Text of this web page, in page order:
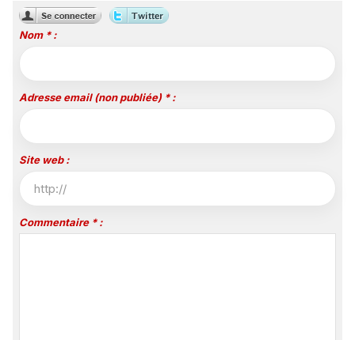
Nom * :
Adresse email (non publiée) * :
Site web :
Commentaire * :